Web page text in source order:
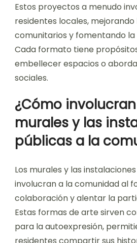
Estos proyectos a menudo
residentes locales, mejorando
comunitarios y fomentando
Cada formato tiene
embellecer espacios o
sociales.
¿Cómo
murales y las
públicas a la
Los murales y las
involucran a la comunidad al
colaboración y alentar la
Estas formas de arte sirven
para la autoexpresión,
residentes compartir sus